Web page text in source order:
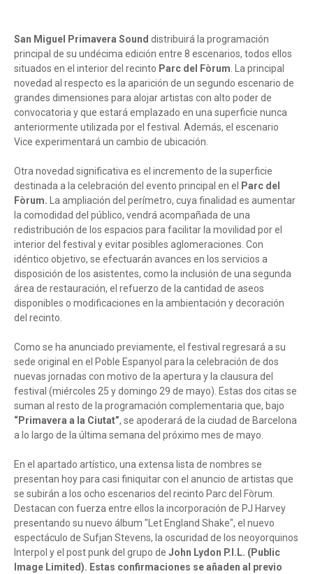
San Miguel Primavera Sound distribuirá la programación
principal de su undécima edición entre 8 escenarios, todos ellos
situados en el interior del recinto Parc del Fòrum. La principal
novedad al respecto es la aparición de un segundo escenario de
grandes dimensiones para alojar artistas con alto poder de
convocatoria y que estará emplazado en una superficie nunca
anteriormente utilizada por el festival. Además, el escenario
Vice experimentará un cambio de ubicación.
Otra novedad significativa es el incremento de la superficie
destinada a la celebración del evento principal en el
Parc del
Fòrum. La ampliación del perímetro, cuya finalidad es aumentar
la comodidad del público, vendrá acompañada de una
redistribución de los espacios para facilitar la movilidad por el
interior del festival y evitar posibles aglomeraciones. Con
idéntico objetivo, se efectuarán avances en los servicios a
disposición de los asistentes, como la inclusión de una segunda
área de restauración, el refuerzo de la cantidad de aseos
disponibles o modificaciones en la ambientación y decoración
del recinto.
Como se ha anunciado previamente, el festival regresará a su
sede original en el Poble Espanyol para la celebración de dos
nuevas jornadas con motivo de la apertura y la clausura del
festival (miércoles 25 y domingo 29 de mayo). Estas dos citas se
suman al resto de la programación complementaria que, bajo
“Primavera a la Ciutat”, se apoderará de la ciudad de Barcelona
a lo largo de la última semana del próximo mes de mayo.
En el apartado artístico, una extensa lista de nombres se
presentan hoy para casi finiquitar con el anuncio de artistas que
se subirán a los ocho escenarios del recinto Parc del Fòrum.
Destacan con fuerza entre ellos la incorporación de PJ Harvey
presentando su nuevo álbum "Let England Shake", el nuevo
espectáculo de Sufjan Stevens, la oscuridad de los neoyorquinos
Interpol y el post punk del grupo de John Lydon P.I.L. (Public
Image Limited). Estas confirmaciones se añaden al previo